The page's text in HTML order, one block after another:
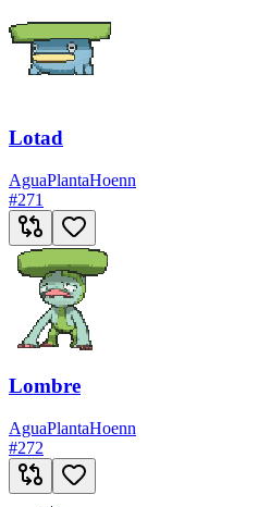
Lotad
AguaPlantaHoenn
#271
Lombre
AguaPlantaHoenn
#272